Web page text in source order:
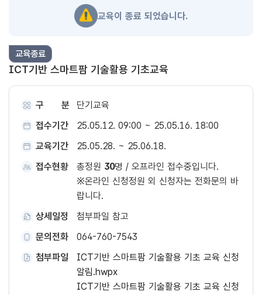
교육이 종료 되었습니다.
ICT기반 스마트팜 기술활용 기초교육
교육종료
구 분
단기교육
접수기간
25.05.12. 09:00 ~ 25.05.16. 18:00
교육기간
25.05.28. ~ 25.06.18.
접수현황
총정원 30명 / 오프라인 접수중입니다.
※온라인 신청정원 외 신청자는 전화문의 바
랍니다.
상세일정
첨부파일 참고
문의전화
064-760-7543
첨부파일
ICT기반 스마트팜 기술활용 기초 교육 신청
알림.hwpx
ICT기반 스마트팜 기술활용 기초 교육 신청